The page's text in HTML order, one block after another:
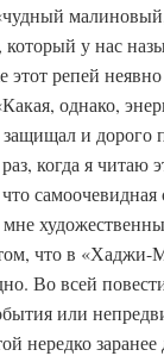
который у нас
этот репей
однако,
и дорого
когда я читаю
мне
что в «Хаджи-
Во всей
или
нередко